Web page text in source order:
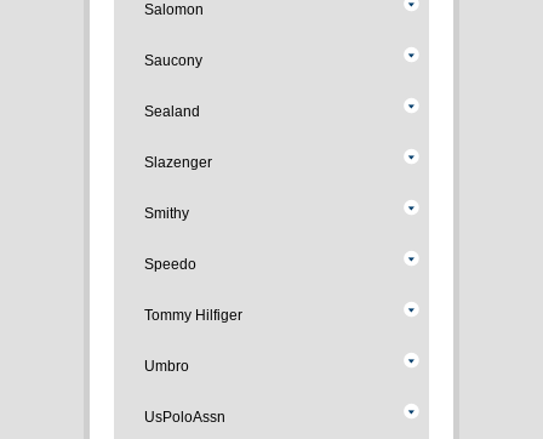
Salomon
Saucony
Sealand
Slazenger
Smithy
Speedo
Tommy Hilfiger
Umbro
UsPoloAssn